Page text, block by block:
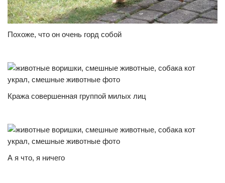
Похоже, что он очень горд собой
Кража совершенная группой милых лиц
А я что, я ничего